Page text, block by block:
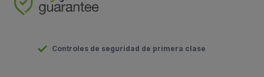
Controles de seguridad de primera clase